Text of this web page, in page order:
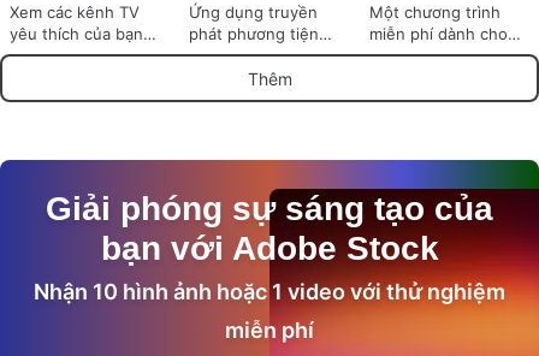
Xem các kênh TV
yêu thích của bạn
trên thiết bị của bạn.
Ứng dụng truyền
phát phương tiện
dựa trên đăng ký cho
điện thoại thông
minh
Một chương trình
miễn phí dành cho
Android, bởi RTL
Thêm
Giải phóng sự sáng tạo của
bạn với Adobe Stock
Nhận 10 hình ảnh hoặc 1 video với thử nghiệm
miễn phí